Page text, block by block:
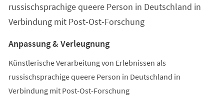
russischsprachige queere Person in Deutschland in
Verbindung mit Post-Ost-Forschung
Anpassung & Verleugnung
Künstlerische Verarbeitung von Erlebnissen als
russischsprachige queere Person in Deutschland in
Verbindung mit Post-Ost-Forschung